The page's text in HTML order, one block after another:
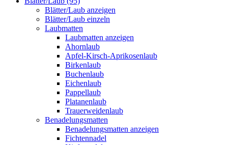
Blätter/Laub anzeigen
Blätter/Laub einzeln
Laubmatten
Laubmatten anzeigen
Ahornlaub
Apfel-Kirsch-Aprikosenlaub
Birkenlaub
Buchenlaub
Eichenlaub
Pappellaub
Platanenlaub
Trauerweidenlaub
Benadelungsmatten
Benadelungsmatten anzeigen
Fichtennadel